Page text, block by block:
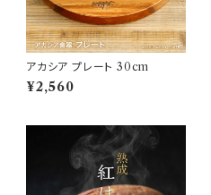
アカシア プレート 30cm
¥2,560